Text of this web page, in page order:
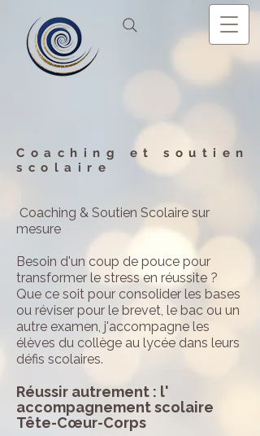
Coaching et soutien
scolaire
Coaching & Soutien Scolaire sur
mesure
Besoin d'un coup de pouce pour
transformer le stress en réussite ?
Que ce soit pour consolider les bases
ou réviser pour le brevet, le bac ou un
autre examen, j'accompagne les
élèves du collège au lycée dans leurs
défis scolaires.
Réussir autrement : l'
accompagnement scolaire
Tête-Cœur-Corps